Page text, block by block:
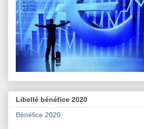
Libellé bénéfice 2020
Bénéfice 2020